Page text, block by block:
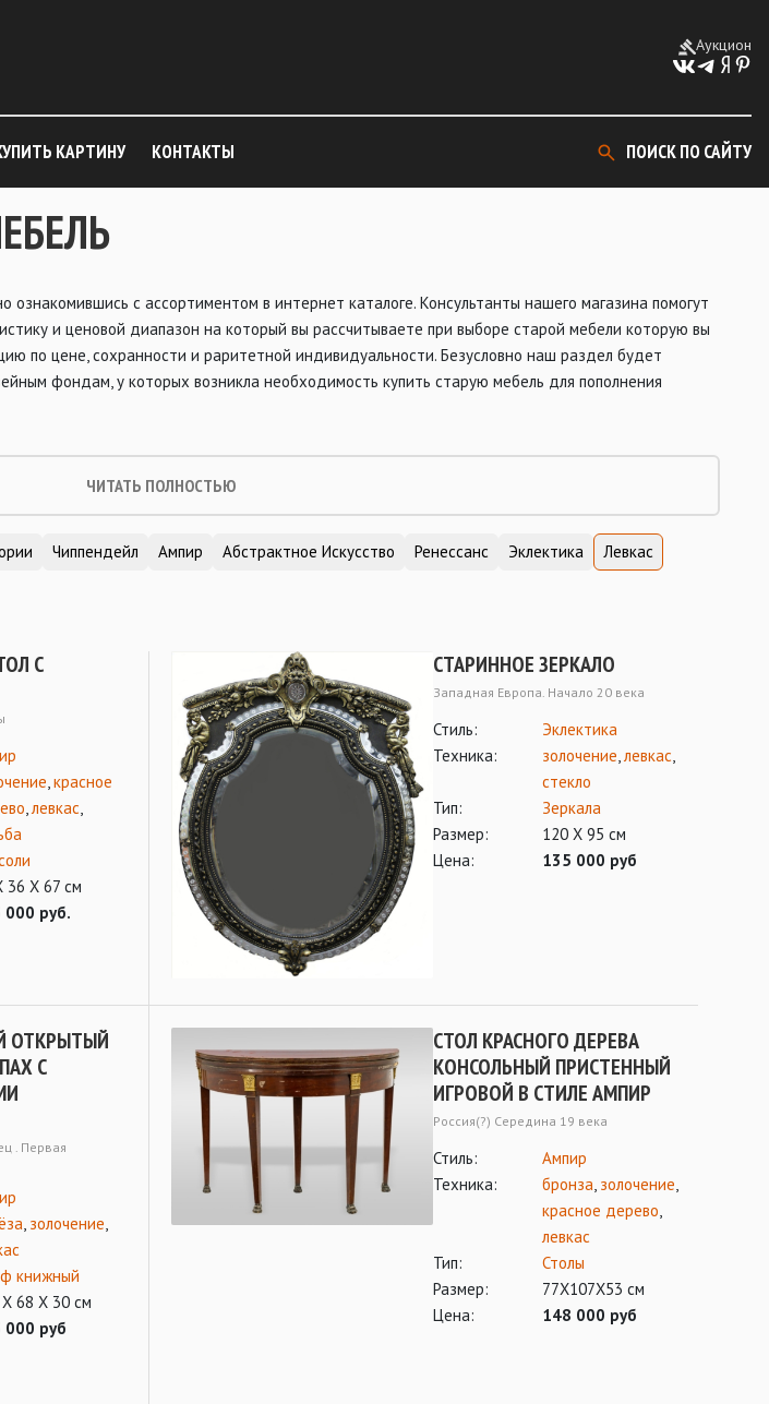
Аукцион
КАРТИНУ КОНТАКТЫ ПОИСК ПО САЙТУ
с ассортиментом в интернет каталоге. Консультанты нашего магазина помогут
и ценовой диапазон на который вы рассчитываете при выборе старой мебели которую вы
по цене, сохранности и раритетной индивидуальности. Безусловно наш раздел будет
фондам, у которых возникла необходимость купить старую мебель для пополнения
ЧИТАТЬ ПОЛНОСТЬЮ
Чиппендейл Ампир Абстрактное Искусство Ренессанс Эклектика
Левкас
С
,красное
,левкас,
36 Х 67 см
000 руб.
СТАРИННОЕ ЗЕРКАЛО
Западная Европа. Начало 20 века
Стиль:
Эклектика
Техника:
золочение,левкас,
стекло
Тип:
Зеркала
Размер:
120 Х 95 см
Цена:
135 000 руб
ОТКРЫТЫЙ
С
. Первая
, золочение,
книжный
68 Х 30 см
000 руб
СТОЛ КРАСНОГО ДЕРЕВА
КОНСОЛЬНЫЙ ПРИСТЕННЫЙ
ИГРОВОЙ В СТИЛЕ АМПИР
Россия(?) Середина 19 века
Стиль:
Ампир
Техника:
бронза, золочение,
красное дерево,
левкас
Тип:
Столы
Размер:
77Х107Х53 см
Цена:
148 000 руб